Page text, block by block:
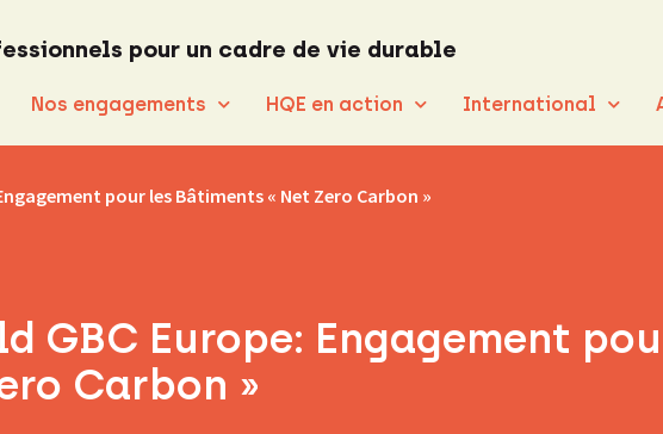
pour un cadre de vie durable
Nos engagements HQE en action International
pour les Bâtiments « Net Zero Carbon »
GBC Europe: Engagement
Carbon »